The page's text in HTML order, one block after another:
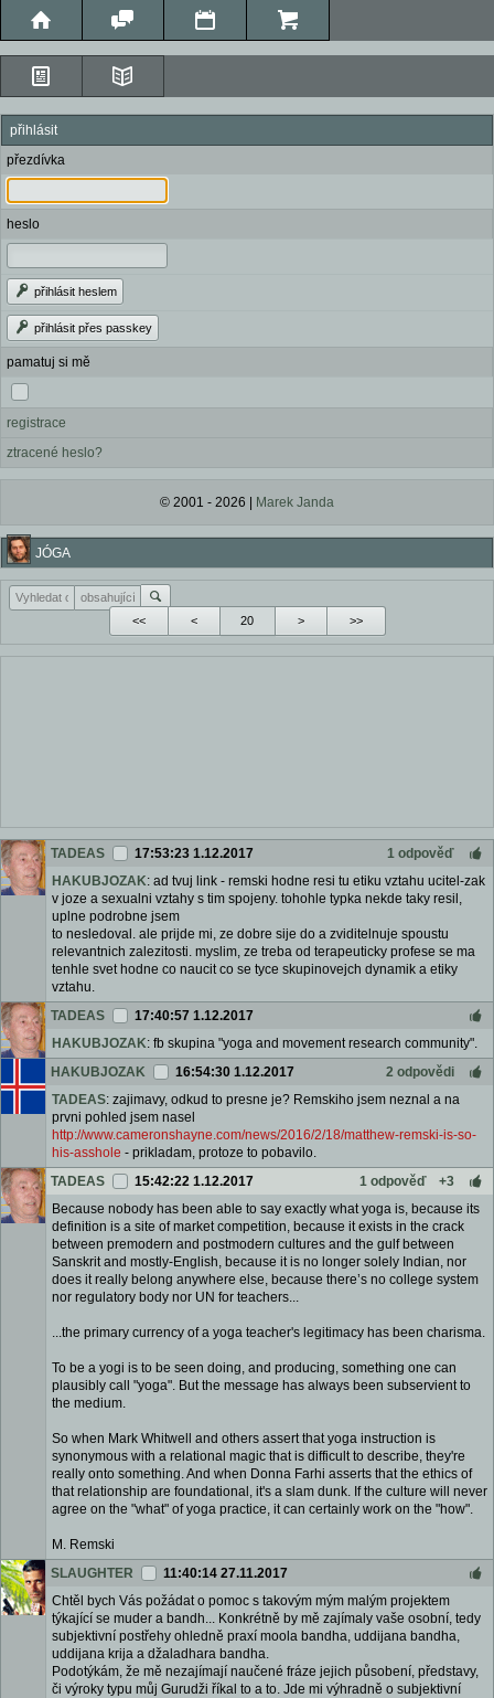
přihlásit
přezdívka
heslo
přihlásit heslem
přihlásit přes passkey
pamatuj si mě
registrace
ztracené heslo?
© 2001 - 2026 | Marek Janda
JÓGA
<< < > >>
TADEAS 17:53:23 1.12.2017
1 odpověď
HAKUBJOZAK: ad tvuj link - remski hodne resi tu etiku vztahu ucitel-zak
v joze a sexualni vztahy s tim spojeny. tohohle typka nekde taky resil,
uplne podrobne jsem
to nesledoval. ale prijde mi, ze dobre sije do a zviditelnuje spoustu
relevantnich zalezitosti. myslim, ze treba od terapeuticky profese se ma
tenhle svet hodne co naucit co se tyce skupinovejch dynamik a etiky
vztahu.
TADEAS
17:40:57 1.12.2017
HAKUBJOZAK: fb skupina "yoga and movement research community".
HAKUBJOZAK
16:54:30 1.12.2017
2 odpovědi
TADEAS: zajimavy, odkud to presne je? Remskiho jsem neznal a na
prvni pohled jsem nasel
http://www.cameronshayne.com/news/2016/2/18/matthew-remski-is-so-
his-asshole - prikladam, protoze to pobavilo.
TADEAS
15:42:22 1.12.2017 1 odpověď
+3
Because nobody has been able to say exactly what yoga is, because its
definition is a site of market competition, because it exists in the crack
between premodern and postmodern cultures and the gulf between
Sanskrit and mostly-English, because it is no longer solely Indian, nor
does it really belong anywhere else, because there’s no college system
nor regulatory body nor UN for teachers...
...the primary currency of a yoga teacher's legitimacy has been charisma.
To be a yogi is to be seen doing, and producing, something one can
plausibly call "yoga". But the message has always been subservient to
the medium.
So when Mark Whitwell and others assert that yoga instruction is
synonymous with a relational magic that is difficult to describe, they're
really onto something. And when Donna Farhi asserts that the ethics of
that relationship are foundational, it's a slam dunk. If the culture will never
agree on the "what" of yoga practice, it can certainly work on the "how".
M. Remski
SLAUGHTER
11:40:14 27.11.2017
Chtěl bych Vás požádat o pomoc s takovým mým malým projektem
týkající se muder a bandh... Konkrétně by mě zajímaly vaše osobní, tedy
subjektivní postřehy ohledně praxí moola bandha, uddijana bandha,
uddijana krija a džaladhara bandha.
Podotýkám, že mě nezajímají naučené fráze jejich působení, představy,
či výroky typu můj Gurudži říkal to a to. Jde mi výhradně o subjektivní